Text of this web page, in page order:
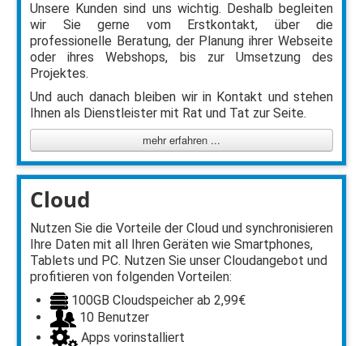
Unsere Kunden sind uns wichtig. Deshalb begleiten
wir Sie gerne vom Erstkontakt, über die
professionelle Beratung, der Planung ihrer Webseite
oder ihres Webshops, bis zur Umsetzung des
Projektes.
Und auch danach bleiben wir in Kontakt und stehen
Ihnen als Dienstleister mit Rat und Tat zur Seite.
mehr erfahren ...
Cloud
Nutzen Sie die Vorteile der Cloud und synchronisieren
Ihre Daten mit all Ihren Geräten wie Smartphones,
Tablets und PC. Nutzen Sie unser Cloudangebot und
profitieren von folgenden Vorteilen:
100GB Cloudspeicher ab 2,99€
10 Benutzer
Apps vorinstalliert